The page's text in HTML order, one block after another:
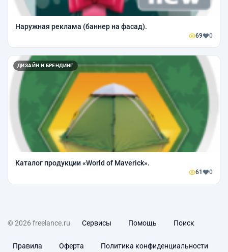
Наружная реклама (баннер на фасад).
69 0
ДИЗАЙН И БРЕНДИНГ
Каталог продукции «World of Maverick».
61 0
© 2026 freelance.ru Сервисы Помощь Поиск
Правила Оферта Политика конфиденциальности